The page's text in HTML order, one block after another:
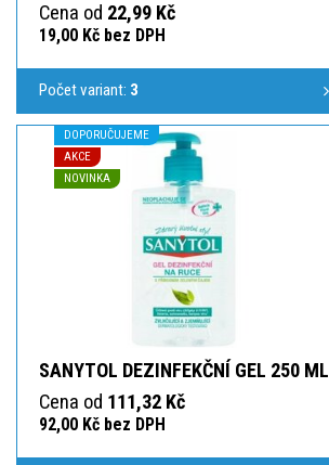
Cena od 22,99 Kč
19,00 Kč bez DPH
Počet variant: 3
DOPORUČUJEME
AKCE
NOVINKA
SANYTOL DEZINFEKČNÍ GEL 250 ML
Cena od 111,32 Kč
92,00 Kč bez DPH